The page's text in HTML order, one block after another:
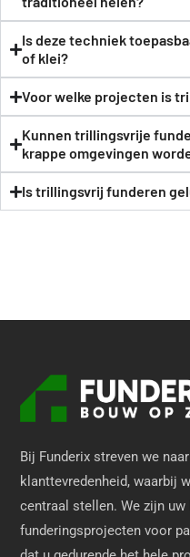
Is deze techniek
of klei?
Voor welke projecten is
Kunnen trillingsvrije
krappe omgevingen
Is trillingsvrij funderen
Bij Funderix streven we
klanttevredenheid, waarbij
centraal stellen. We zijn
funderingsprojecten voor